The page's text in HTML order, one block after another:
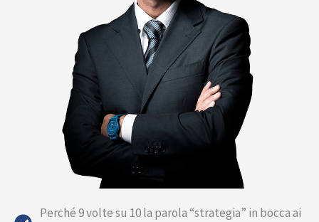
Perché 9 volte su 10 la parola “strategia” in bocca ai